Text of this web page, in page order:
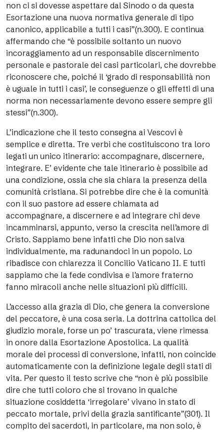
non ci si dovesse aspettare dal Sinodo o da questa
Esortazione una nuova normativa generale di tipo
canonico, applicabile a tutti i casi”(n.300). E continua
affermando che “è possibile soltanto un nuovo
incoraggiamento ad un responsabile discernimento
personale e pastorale dei casi particolari, che dovrebbe
riconoscere che, poiché il ‘grado di responsabilità non
è uguale in tutti i casi’, le conseguenze o gli effetti di una
norma non necessariamente devono essere sempre gli
stessi”(n.300).
L’indicazione che il testo consegna ai Vescovi è
semplice e diretta. Tre verbi che costituiscono tra loro
legati un unico itinerario: accompagnare, discernere,
integrare. E’ evidente che tale itinerario è possibile ad
una condizione, ossia che sia chiara la presenza della
comunità cristiana. Si potrebbe dire che è la comunità
con il suo pastore ad essere chiamata ad
accompagnare, a discernere e ad integrare chi deve
incamminarsi, appunto, verso la crescita nell’amore di
Cristo. Sappiamo bene infatti che Dio non salva
individualmente, ma radunandoci in un popolo. Lo
ribadisce con chiarezza il Concilio Vaticano II. E tutti
sappiamo che la fede condivisa e l’amore fraterno
fanno miracoli anche nelle situazioni più difficili.
L’accesso alla grazia di Dio, che genera la conversione
del peccatore, è una cosa seria. La dottrina cattolica del
giudizio morale, forse un po’ trascurata, viene rimessa
in onore dalla Esortazione Apostolica. La qualità
morale dei processi di conversione, infatti, non coincide
automaticamente con la definizione legale degli stati di
vita. Per questo il testo scrive che “non è più possibile
dire che tutti coloro che si trovano in qualche
situazione cosiddetta ‘irregolare’ vivano in stato di
peccato mortale, privi della grazia santificante”(301). Il
compito dei sacerdoti, in particolare, ma non solo, è